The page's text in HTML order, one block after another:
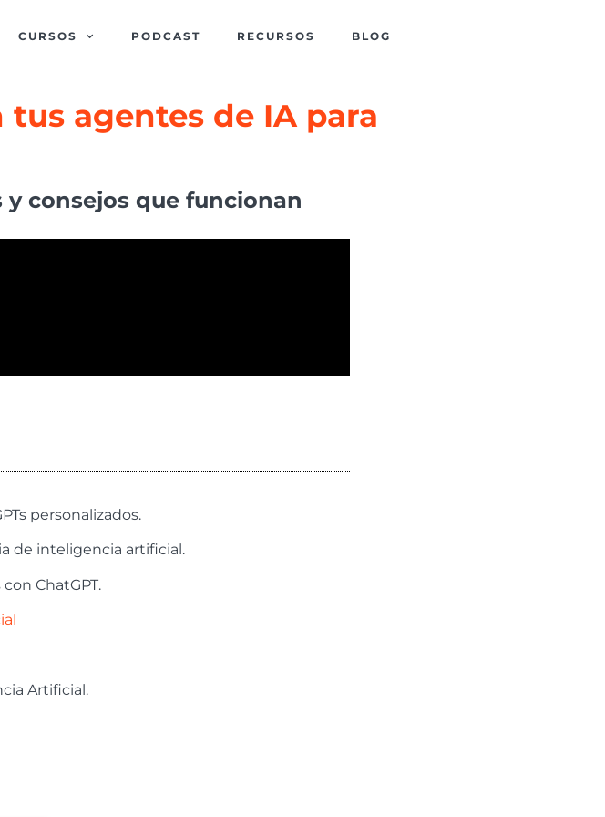
CURSOS PODCAST RECURSOS BLOG
agentes de IA para
consejos que funcionan​
personalizados.
de inteligencia artificial.
ChatGPT.
Artificial.